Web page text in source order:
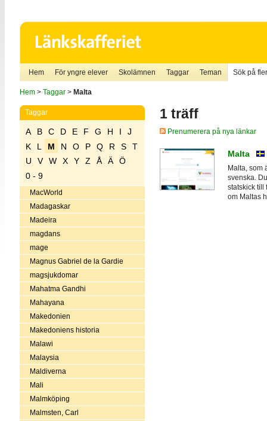
Hem För yngre elever Skolämnen Taggar Teman Sök på
Hem> Taggar> Malta
Taggar
A B C D E F G H I
J
K
L M N O P Q R S
T
U
V W X Y Z Å Ä
Ö
0 - 9
MacWorld
Madagaskar
Madeira
magdans
mage
Magnus Gabriel de la Gardie
magsjukdomar
Mahatma Gandhi
Mahayana
Makedonien
Makedoniens historia
Malawi
Malaysia
Maldiverna
Mali
Malmköping
Malmsten, Carl
1 träff
Prenumerera på nya länkar
Malta
Malta, som
svenska.
statskick till
om Maltas